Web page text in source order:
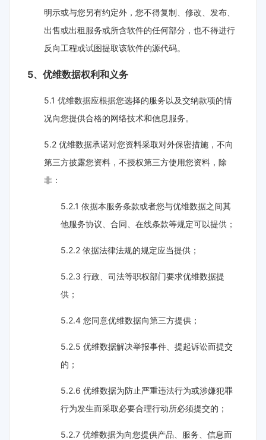
明示或与您另有约定外，您不得复制、修改、发布、
出售或出租服务或所含软件的任何部分，也不得进行
反向工程或试图提取该软件的源代码。
5、优维数据权利和义务
5.1 优维数据应根据您选择的服务以及交纳款项的情
况向您提供合格的网络技术和信息服务。
5.2 优维数据承诺对您资料采取对外保密措施，不向
第三方披露您资料，不授权第三方使用您资料，除
非：
5.2.1 依据本服务条款或者您与优维数据之间其
他服务协议、合同、在线条款等规定可以提供；
5.2.2 依据法律法规的规定应当提供；
5.2.3 行政、司法等职权部门要求优维数据提
供；
5.2.4 您同意优维数据向第三方提供；
5.2.5 优维数据解决举报事件、提起诉讼而提交
的；
5.2.6 优维数据为防止严重违法行为或涉嫌犯罪
行为发生而采取必要合理行动所必须提交的；
5.2.7 优维数据为向您提供产品、服务、信息而